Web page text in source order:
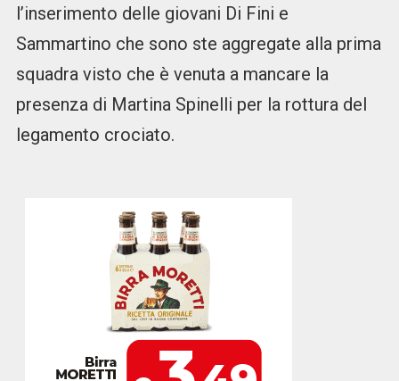
l’inserimento delle giovani Di Fini e
Sammartino che sono ste aggregate alla prima
squadra visto che è venuta a mancare la
presenza di Martina Spinelli per la rottura del
legamento crociato.